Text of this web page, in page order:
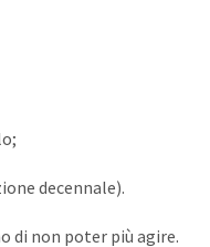
decennale).
di non poter più agire.